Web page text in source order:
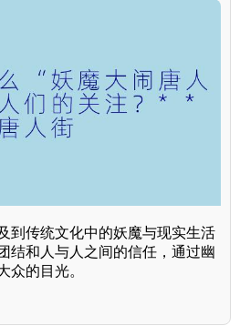
到传统文化中的妖魔与现实生活
结和人与人之间的信任，通过幽
众的目光。